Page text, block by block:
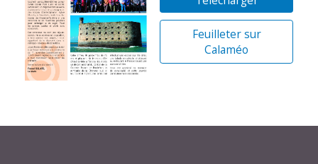
Feuilleter sur
Calaméo